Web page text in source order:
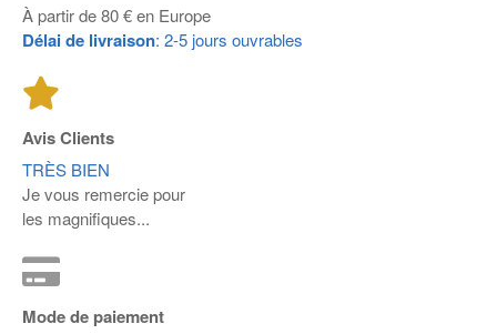
À partir de 80 € en Europe
Délai de livraison: 2-5 jours ouvrables
Avis Clients
TRÈS BIEN
Je vous remercie pour
les magnifiques...
Mode de paiement